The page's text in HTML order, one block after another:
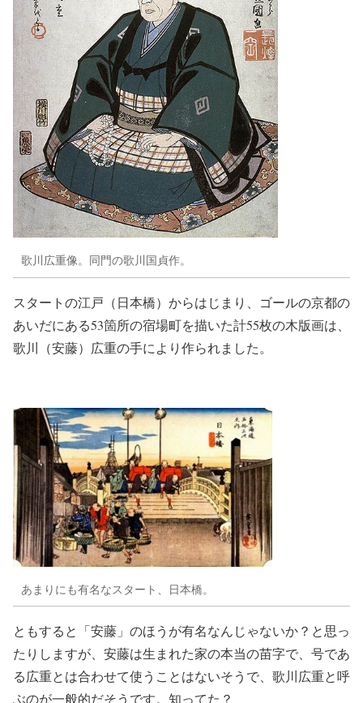
歌川広重像。同門の歌川国貞作。
スタートの江戸（日本橋）からはじまり、ゴールの京都の
あいだにある53箇所の宿場町を描いた計55枚の木版画は、
歌川（安藤）広重の手により作られました。
あまりにも有名なスタート、日本橋。
ともすると「安藤」のほうが有名なんじゃないか？と思っ
たりしますが、安藤は生まれた家の本当の苗字で、号であ
る広重とは合わせて使うことはないそうで、歌川広重と呼
ぶのが一般的だそうです。知ってた？